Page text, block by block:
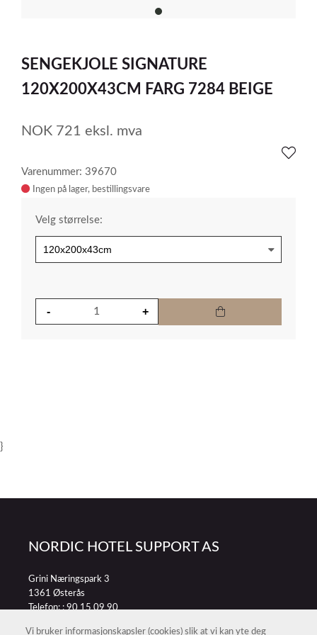
item
of
1
SENGEKJOLE SIGNATURE
120X200X43CM FARG 7284 BEIGE
NOK 721 eksl. mva
Varenummer: 39670
Ingen på lager
Velg størrelse:
}
NORDIC HOTEL SUPPORT AS
Grini Næringspark 3
1361 Østerås
Telefon: :90 15 09 90
Vi bruker informasjonskapsler (cookies) slik at vi kan yte deg